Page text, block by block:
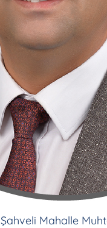
Şahveli Mahalle